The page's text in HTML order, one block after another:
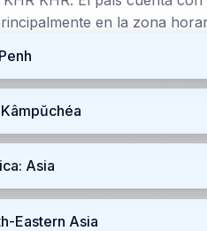
en la zona
Asia
Eastern Asia